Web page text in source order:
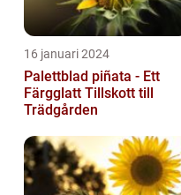
16 januari 2024
Palettblad piñata - Ett
Färgglatt Tillskott till
Trädgården